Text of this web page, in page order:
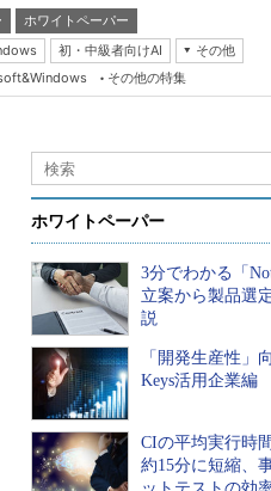
ホワイトペーパー
初・中級者向けAI
その他
Storage
Expert
IP Network
その他の特集
ホワイトペーパー
3分でわかる「
立案から製品選
説
「開発生産性」
Keys活用企業編
CIの平均実行時
約15分に短縮、